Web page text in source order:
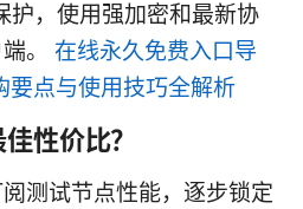
护，使用强加密和最新协
。 在线永久免费入口导
要点与使用技巧全解析
性价比？
测试节点性能，逐步锁定